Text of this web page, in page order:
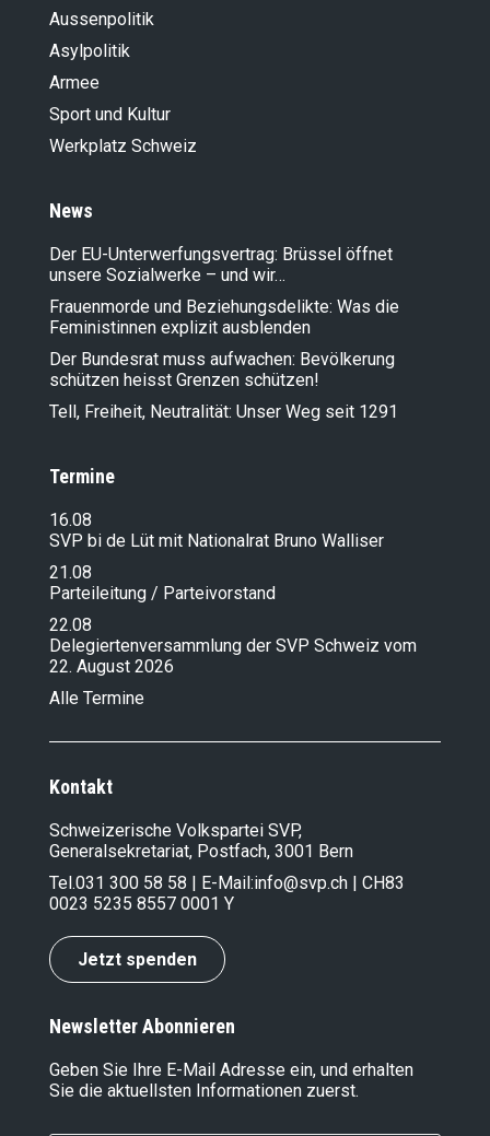
Aussenpolitik
Asylpolitik
Armee
Sport und Kultur
Werkplatz Schweiz
News
Der EU-Unterwerfungsvertrag: Brüssel öffnet
unsere Sozialwerke – und wir…
Frauenmorde und Beziehungsdelikte: Was die
Feministinnen explizit ausblenden
Der Bundesrat muss aufwachen: Bevölkerung
schützen heisst Grenzen schützen!
Tell, Freiheit, Neutralität: Unser Weg seit 1291
Termine
16.08
SVP bi de Lüt mit Nationalrat Bruno Walliser
21.08
Parteileitung / Parteivorstand
22.08
Delegiertenversammlung der SVP Schweiz vom
22. August 2026
Alle Termine
Kontakt
Schweizerische Volkspartei SVP,
Generalsekretariat, Postfach, 3001 Bern
Tel.031 300 58 58 | E-Mail:info@svp.ch | CH83
0023 5235 8557 0001 Y
Jetzt spenden
Newsletter Abonnieren
Geben Sie Ihre E-Mail Adresse ein, und erhalten
Sie die aktuellsten Informationen zuerst.